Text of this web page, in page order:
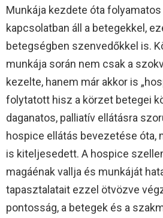
Munkája kezdete óta
kapcsolatban áll a betegekkel,
betegségben szenvedőkkel is.
munkája során nem csak a
kezelte, hanem már akkor is
folytatott hisz a körzet betegei
daganatos, palliatív ellátásra
hospice ellátás bevezetése óta,
is kiteljesedett. A hospice
magáénak vallja és munkáját
tapasztalatait ezzel ötvözve
pontosság, a betegek és a